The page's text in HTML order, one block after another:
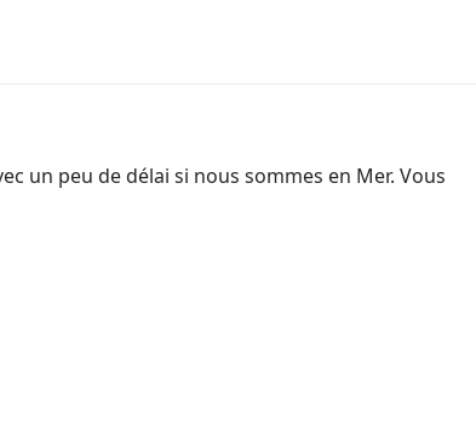
un peu de délai si nous sommes en Mer. Vous